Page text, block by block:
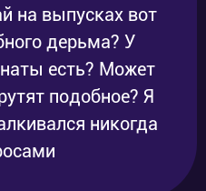
на выпусках вот
дерьма? У
есть? Может
подобное? Я
никогда